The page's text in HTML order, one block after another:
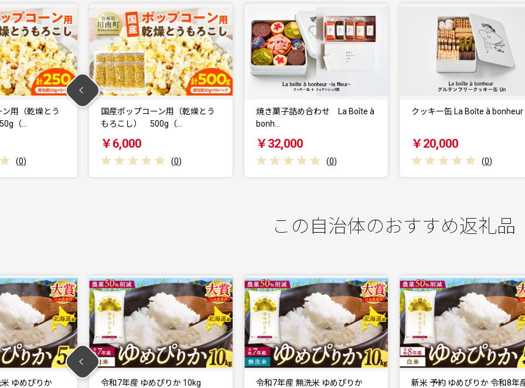
ップコーン用（乾燥とう
こし） 500g（…
焼き菓子詰め合わせ La Boîte à
bonh…
￥32,000
クッキー缶 La Boîte à bonheur …
￥20,000
【京菓匠 鶴屋長生
￥22,000
この自治体のおすすめ返礼品
令和7年産 ゆめぴりか 10kg
令和7年産 無洗米 ゆめぴりか
新米 予約 ゆめぴりか 令和8年産
新米 予約 ゆ